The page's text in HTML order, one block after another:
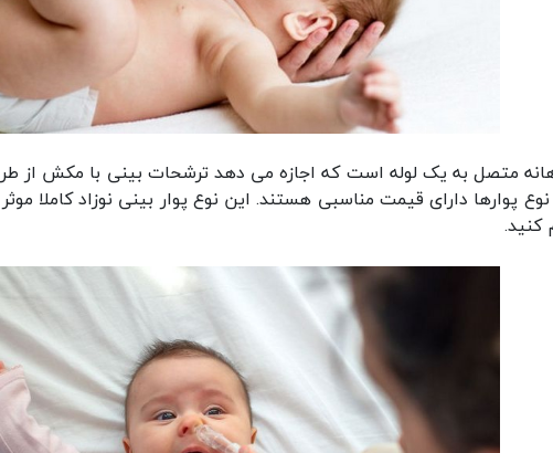
متصل به یک لوله است که اجازه می دهد ترشحات بینی با مکش از
پوارها دارای قیمت مناسبی هستند. این نوع پوار بینی نوزاد کاملا
کنید.